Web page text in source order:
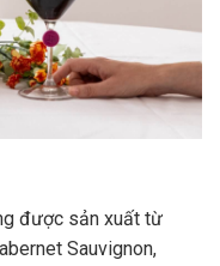
được sản xuất từ
Sauvignon,